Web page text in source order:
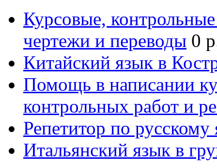
Курсовые,
чертежи и переводы 0
Китайский язык в
Помощь в написании
контрольных работ и
Репетитор по русскому
Итальянский язык в